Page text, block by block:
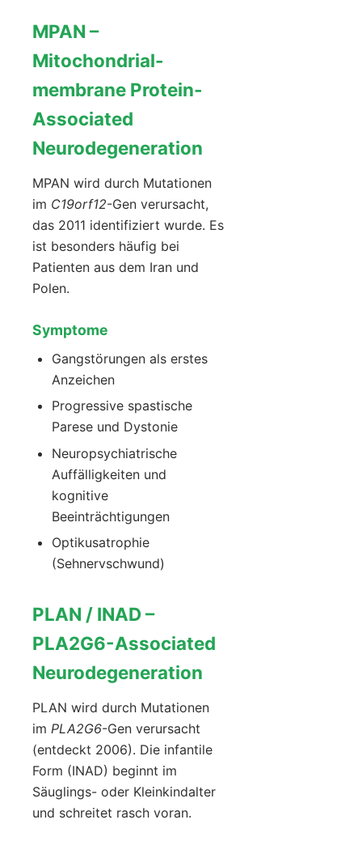
MPAN –
Mitochondrial-
membrane Protein-
Associated
Neurodegeneration
MPAN wird durch Mutationen
im C19orf12-Gen verursacht,
das 2011 identifiziert wurde. Es
ist besonders häufig bei
Patienten aus dem Iran und
Polen.
Symptome
Gangstörungen als erstes
Anzeichen
Progressive spastische
Parese und Dystonie
Neuropsychiatrische
Auffälligkeiten und
kognitive
Beeinträchtigungen
Optikusatrophie
(Sehnervschwund)
PLAN / INAD –
PLA2G6-Associated
Neurodegeneration
PLAN wird durch Mutationen
im PLA2G6-Gen verursacht
(entdeckt 2006). Die infantile
Form (INAD) beginnt im
Säuglings- oder Kleinkindalter
und schreitet rasch voran.